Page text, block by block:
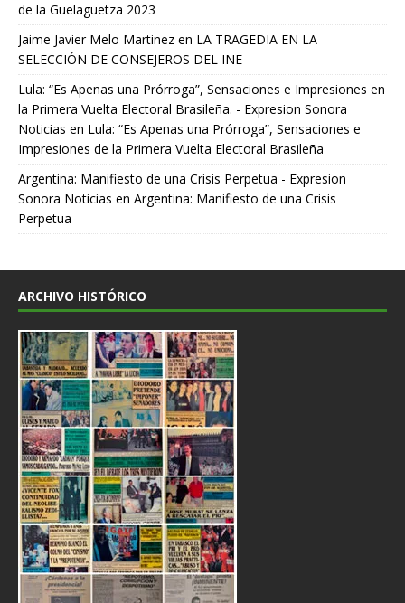
de la Guelaguetza 2023
Jaime Javier Melo Martinez en LA TRAGEDIA EN LA
SELECCIÓN DE CONSEJEROS DEL INE
Lula: “Es Apenas una Prórroga”, Sensaciones e Impresiones en
la Primera Vuelta Electoral Brasileña. - Expresion Sonora
Noticias en Lula: “Es Apenas una Prórroga”, Sensaciones e
Impresiones de la Primera Vuelta Electoral Brasileña
Argentina: Manifiesto de una Crisis Perpetua - Expresion
Sonora Noticias en Argentina: Manifiesto de una Crisis
Perpetua
ARCHIVO HISTÓRICO